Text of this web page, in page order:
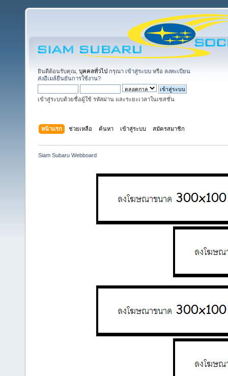
ยินดีต้อนรับคุณ, บุคคลทั่วไป กรุณา เข้าสู่ระบบ หรือ ลงทะเบียน
ส่งอีเมล์ยืนยันการใช้งาน?
เข้าสู่ระบบด้วยชื่อผู้ใช้ รหัสผ่าน และระยะเวลาในเซสชั่น
หน้าแรก ช่วยเหลือ ค้นหา เข้าสู่ระบบ สมัครสมาชิก
Siam Subaru Webboard